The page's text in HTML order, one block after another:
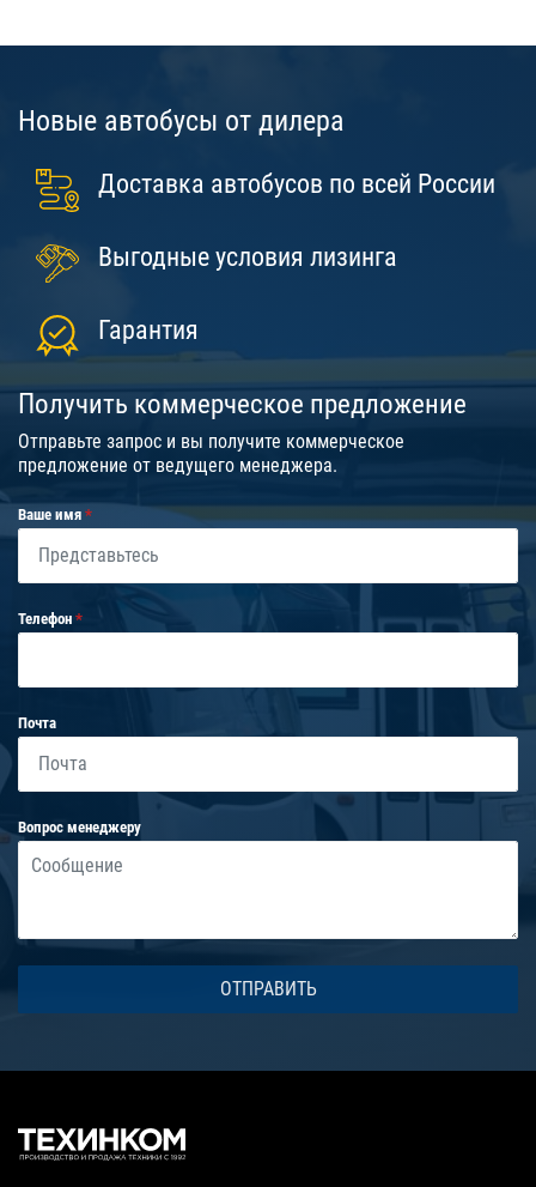
Новые автобусы от дилера
Доставка автобусов по всей России
Выгодные условия лизинга
Гарантия
Получить коммерческое предложение
Отправьте запрос и вы получите коммерческое
предложение от ведущего менеджера.
Ваше имя
Телефон
Почта
Вопрос менеджеру